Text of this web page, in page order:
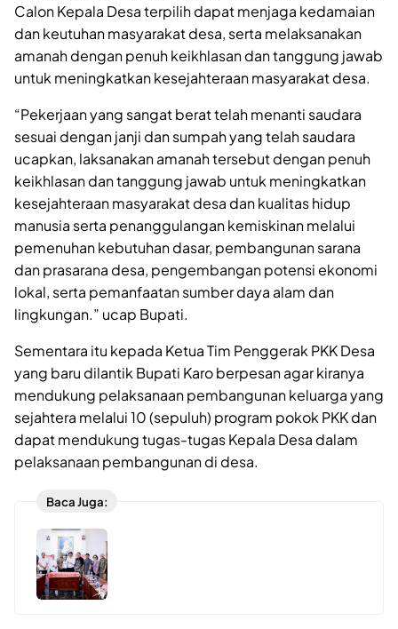
Calon Kepala Desa terpilih dapat menjaga kedamaian
dan keutuhan masyarakat desa, serta melaksanakan
amanah dengan penuh keikhlasan dan tanggung jawab
untuk meningkatkan kesejahteraan masyarakat desa.
“Pekerjaan yang sangat berat telah menanti saudara
sesuai dengan janji dan sumpah yang telah saudara
ucapkan, laksanakan amanah tersebut dengan penuh
keikhlasan dan tanggung jawab untuk meningkatkan
kesejahteraan masyarakat desa dan kualitas hidup
manusia serta penanggulangan kemiskinan melalui
pemenuhan kebutuhan dasar, pembangunan sarana
dan prasarana desa, pengembangan potensi ekonomi
lokal, serta pemanfaatan sumber daya alam dan
lingkungan.” ucap Bupati.
Sementara itu kepada Ketua Tim Penggerak PKK Desa
yang baru dilantik Bupati Karo berpesan agar kiranya
mendukung pelaksanaan pembangunan keluarga yang
sejahtera melalui 10 (sepuluh) program pokok PKK dan
dapat mendukung tugas-tugas Kepala Desa dalam
pelaksanaan pembangunan di desa.
Baca Juga: